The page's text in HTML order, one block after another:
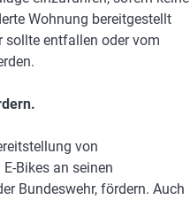
Wohnung bereitgestellt
sollte entfallen oder vom
von
Bikes an seinen
Bundeswehr, fördern. Auch